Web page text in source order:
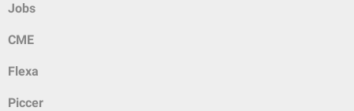
Jobs
CME
Flexa
Piccer